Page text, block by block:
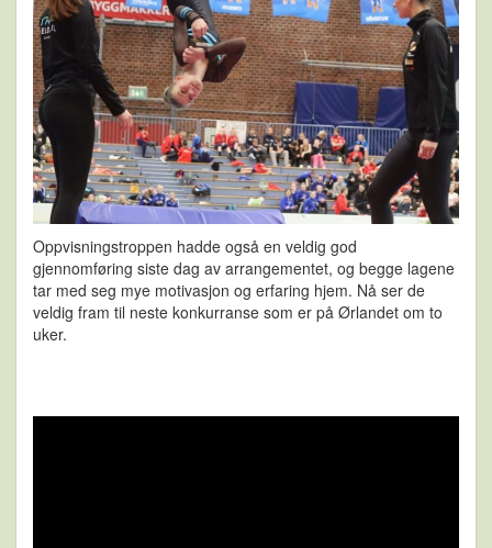
Oppvisningstroppen hadde også en veldig god
gjennomføring siste dag av arrangementet, og begge lagene
tar med seg mye motivasjon og erfaring hjem. Nå ser de
veldig fram til neste konkurranse som er på Ørlandet om to
uker.